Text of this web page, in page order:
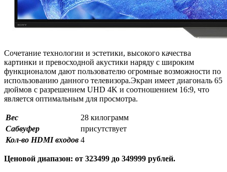
Сочетание технологии и эстетики, высокого качества
картинки и превосходной акустики наряду с широким
функционалом дают пользователю огромные возможности по
использованию данного телевизора.Экран имеет диагональ 65
дюймов с разрешением UHD 4K и соотношением 16:9, что
является оптимальным для просмотра.
Вес
28 килограмм
Сабвуфер
присутствует
Кол-во HDMI входов 4
Ценовой диапазон: от 323499 до 349999 рублей.